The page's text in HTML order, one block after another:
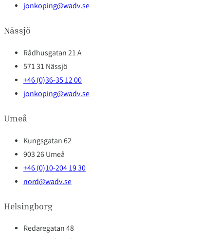
jonkoping@wadv.se
Nässjö
Rådhusgatan 21 A
571 31 Nässjö
+46 (0)36-35 12 00
jonkoping@wadv.se
Umeå
Kungsgatan 62
903 26 Umeå
+46 (0)10-204 19 30
nord@wadv.se
Helsingborg
Redaregatan 48